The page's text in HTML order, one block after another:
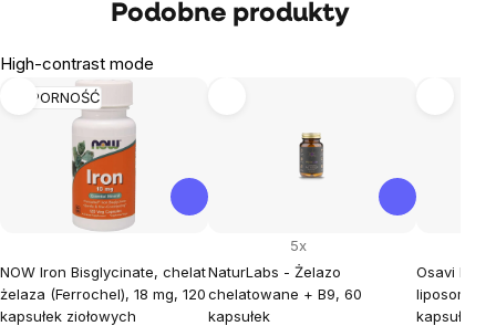
Podobne produkty
High-contrast mode
ODPORNOŚĆ
NOW Iron Bisglycinate, chelat
żelaza (Ferrochel), 18 mg, 120
kapsułek ziołowych
NaturLabs - Żelazo
chelatowane + B9, 60
kapsułek
5x
Osavi
kapsułek